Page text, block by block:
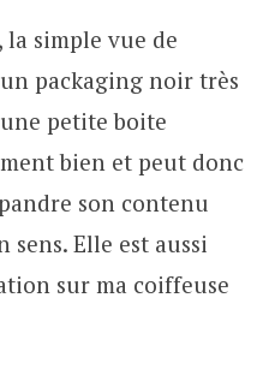
simple vue de
packaging noir très
petite boite
bien et peut donc
son contenu
Elle est aussi
sur ma coiffeuse